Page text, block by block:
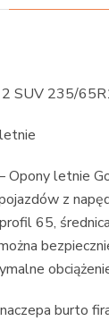
2 SUV 235/
letnie
z
65,
burto